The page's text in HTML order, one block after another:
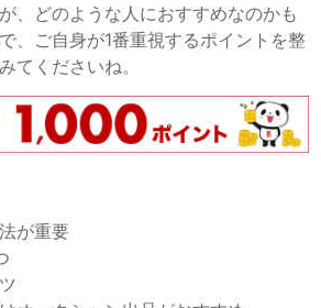
、どのような人におすすめなのかも
、ご自身が1番重視するポイントを整
てくださいね。
が重要